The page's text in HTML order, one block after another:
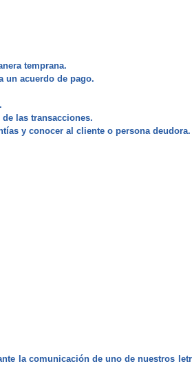
temprana.
un acuerdo de pago.
las transacciones.
y conocer al cliente o persona deudora.
la comunicación de uno de nuestros